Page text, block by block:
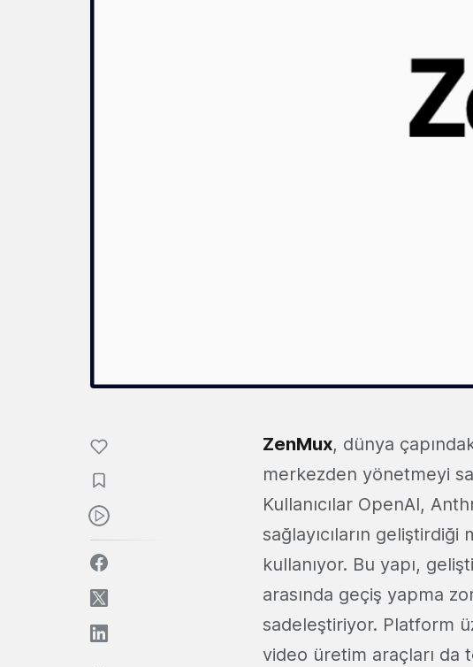
ZenMux, dünya
merkezden yönetmeyi
Kullanıcılar OpenAI,
sağlayıcıların
kullanıyor. Bu yapı,
arasında geçiş yapma
sadeleştiriyor. Platform
video üretim araçları da